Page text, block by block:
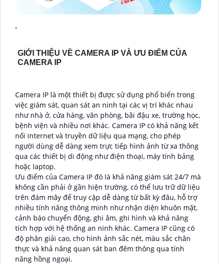
'
GIỚI THIỆU VỀ CAMERA IP VÀ ƯU ĐIỂM CỦA
CAMERA IP
Camera IP là một thiết bị được sử dụng phổ biến trong
việc giám sát, quan sát an ninh tại các vị trí khác nhau
như nhà ở, cửa hàng, văn phòng, bãi đậu xe, trường học,
bệnh viện và nhiều nơi khác. Camera IP có khả năng kết
nối internet và truyền dữ liệu qua mạng, cho phép
người dùng dễ dàng xem trực tiếp hình ảnh từ xa thông
qua các thiết bị di động như điện thoại, máy tính bảng
hoặc laptop.
Ưu điểm của Camera IP đó là khả năng giám sát 24/7 mà
không cần phải ở gần hiện trường, có thể lưu trữ dữ liệu
trên đám mây để truy cập dễ dàng từ bất kỳ đâu, hỗ trợ
nhiều tính năng thông minh như nhận diện khuôn mặt,
cảnh báo chuyển động, ghi âm, ghi hình và khả năng
tích hợp với hệ thống an ninh khác. Camera IP cũng có
độ phân giải cao, cho hình ảnh sắc nét, màu sắc chân
thực và khả năng quan sát ban đêm thông qua tính
năng hồng ngoại.